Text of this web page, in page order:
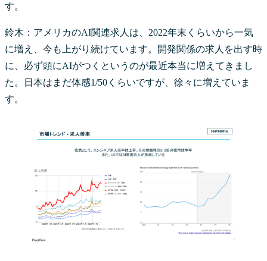
す。
鈴木：アメリカのAI関連求人は、2022年末くらいから一気
に増え、今も上がり続けています。開発関係の求人を出す時
に、必ず頭にAIがつくというのが最近本当に増えてきまし
た。日本はまだ体感1/50くらいですが、徐々に増えていま
す。